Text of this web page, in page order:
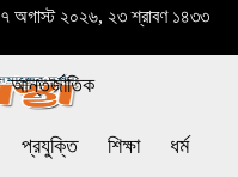
অগাস্ট ২০২৬, ২৩ শ্রাবণ ১৪৩৩
আন্তর্জাতিক
প্রযুক্তি শিক্ষা ধর্ম